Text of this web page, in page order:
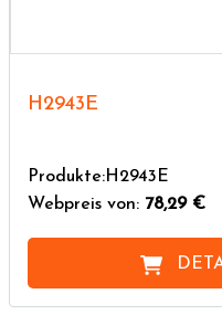
H2943E
Produkte:H2943E
Webpreis von: 78,29 €